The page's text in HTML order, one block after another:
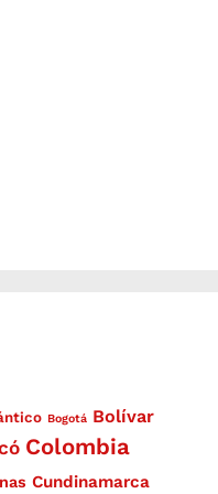
Bogotá Bolívar
Colombia
Cundinamarca